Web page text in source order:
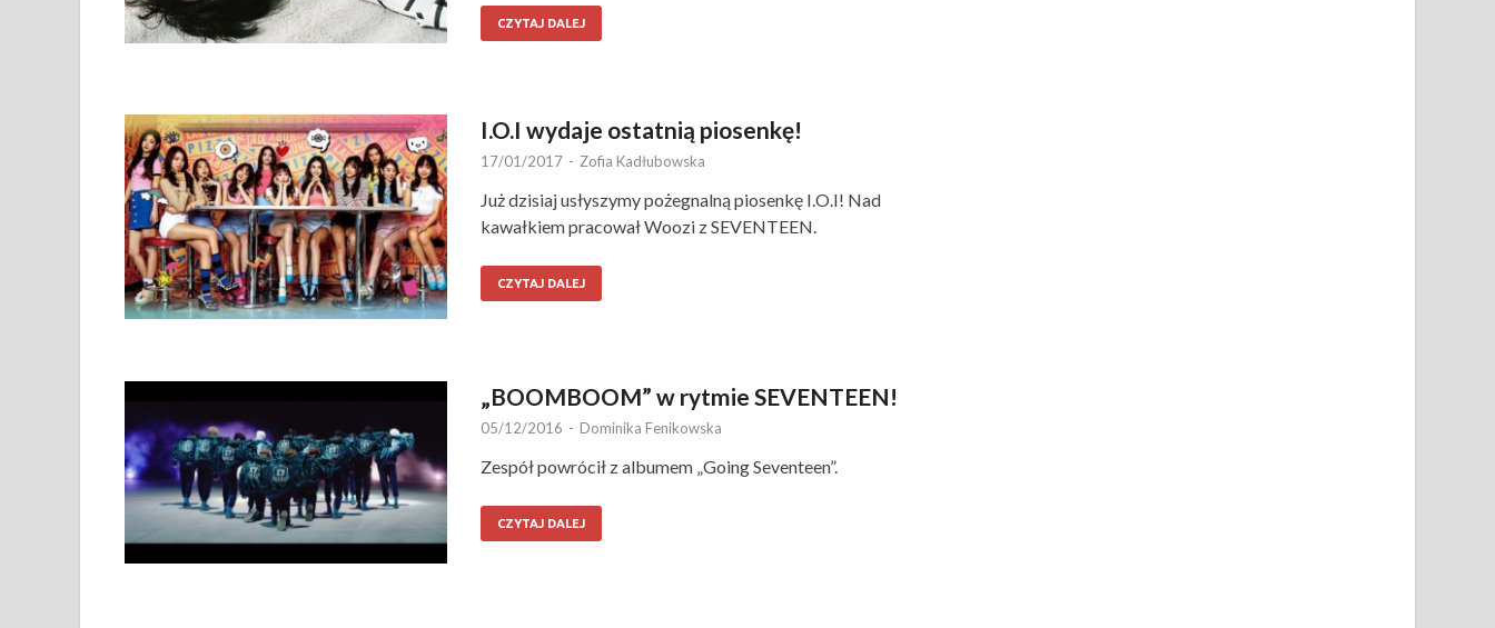
CZYTAJ DALEJ
I.O.I wydaje ostatnią piosenkę!
17/01/2017 - Zofia Kadłubowska
Już dzisiaj usłyszymy pożegnalną piosenkę I.O.I! Nad
kawałkiem pracował Woozi z SEVENTEEN.
CZYTAJ DALEJ
„BOOMBOOM” w rytmie SEVENTEEN!
05/12/2016 - Dominika Fenikowska
Zespół powrócił z albumem „Going Seventeen”.
CZYTAJ DALEJ